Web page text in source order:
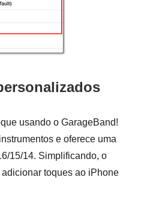
usando o GarageBand!
e oferece uma
15/14. Simplificando, o
toques ao iPhone